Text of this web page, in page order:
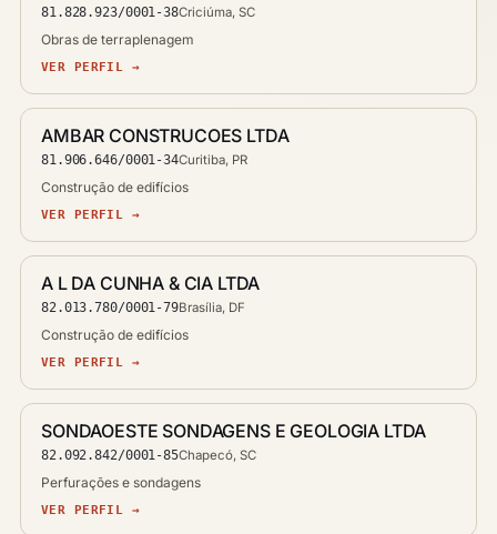
81.828.923/0001-38Criciúma, SC
Obras de terraplenagem
VER PERFIL →
AMBAR CONSTRUCOES LTDA
81.906.646/0001-34Curitiba, PR
Construção de edifícios
VER PERFIL →
A L DA CUNHA & CIA LTDA
82.013.780/0001-79Brasília, DF
Construção de edifícios
VER PERFIL →
SONDAOESTE SONDAGENS E GEOLOGIA LTDA
82.092.842/0001-85Chapecó, SC
Perfurações e sondagens
VER PERFIL →